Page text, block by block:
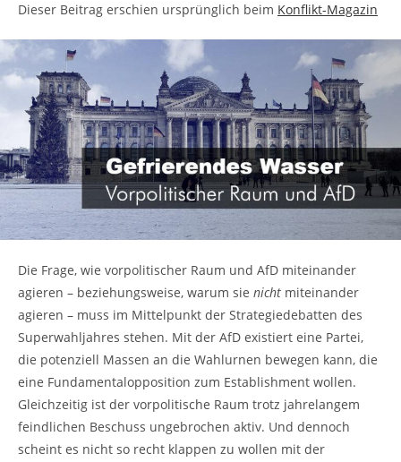
Dieser Beitrag erschien ursprünglich beim Konflikt-Magazin
Die Frage, wie vorpolitischer Raum und AfD miteinander
agieren – beziehungsweise, warum sie nicht miteinander
agieren – muss im Mittelpunkt der Strategiedebatten des
Superwahljahres stehen. Mit der AfD existiert eine Partei,
die potenziell Massen an die Wahlurnen bewegen kann, die
eine Fundamentalopposition zum Establishment wollen.
Gleichzeitig ist der vorpolitische Raum trotz jahrelangem
feindlichen Beschuss ungebrochen aktiv. Und dennoch
scheint es nicht so recht klappen zu wollen mit der